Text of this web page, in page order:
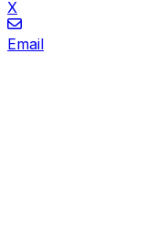
X
Email